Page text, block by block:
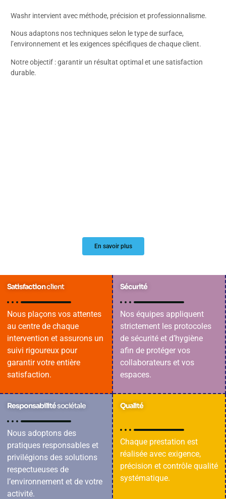
Washr intervient avec méthode, précision et professionnalisme.
Nous adaptons nos techniques selon le type de surface,
l’environnement et les exigences spécifiques de chaque client.
Notre objectif : garantir un résultat optimal et une satisfaction
durable.
En savoir plus
Satisfactionclient
Nous plaçons vos attentes
au centre de chaque
intervention et assurons un
suivi rigoureux pour
garantir votre entière
satisfaction.
Sécurité
Nos équipes appliquent
strictement les protocoles
de sécurité et d’hygiène
afin de protéger vos
collaborateurs et vos
espaces.
Responsabilitésociétale
Nous adoptons des
pratiques responsables et
privilégions des solutions
respectueuses de
l’environnement et de votre
activité.
Qualité
Chaque prestation est
réalisée avec exigence,
précision et contrôle qualité
systématique.